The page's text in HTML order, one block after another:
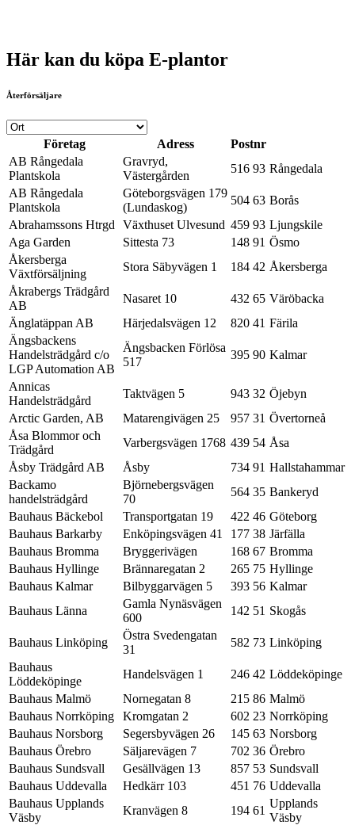
Här kan du köpa E-plantor
Återförsäljare
Företag Adress
Postnr
AB Rångedala
Plantskola
Gravryd,
Västergården
516 93 Rångedala
AB Rångedala
Plantskola
Göteborgsvägen 179
(Lundaskog)
504 63 Borås
Abrahamssons Htrgd
Växthuset Ulvesund 459 93 Ljungskile
Aga Garden
Sittesta 73 148 91 Ösmo
Åkersberga
Växtförsäljning
Stora Säbyvägen 1 184 42 Åkersberga
Åkrabergs Trädgård
AB
Nasaret 10 432 65 Väröbacka
Änglatäppan AB
Härjedalsvägen 12 820 41 Färila
Ängsbackens
Handelsträdgård c/o
LGP Automation AB
Ängsbacken Förlösa
517
395 90 Kalmar
Annicas
Handelsträdgård
Taktvägen 5 943 32 Öjebyn
Arctic Garden, AB
Matarengivägen 25 957 31 Övertorneå
Åsa Blommor och
Trädgård
Varbergsvägen 1768 439 54 Åsa
Åsby Trädgård AB
Åsby 734 91 Hallstahammar
Backamo
handelsträdgård
Björnebergsvägen
70
564 35 Bankeryd
Bauhaus Bäckebol
Transportgatan 19 422 46 Göteborg
Bauhaus Barkarby
Enköpingsvägen 41 177 38 Järfälla
Bauhaus Bromma
Bryggerivägen 168 67 Bromma
Bauhaus Hyllinge
Brännaregatan 2 265 75 Hyllinge
Bauhaus Kalmar
Bilbyggarvägen 5 393 56 Kalmar
Bauhaus Länna
Gamla Nynäsvägen
600
142 51 Skogås
Bauhaus Linköping
Östra Svedengatan
31
582 73 Linköping
Bauhaus
Löddeköpinge
Handelsvägen 1 246 42 Löddeköpinge
Bauhaus Malmö
Nornegatan 8 215 86 Malmö
Bauhaus Norrköping
Kromgatan 2 602 23 Norrköping
Bauhaus Norsborg
Segersbyvägen 26 145 63 Norsborg
Bauhaus Örebro
Säljarevägen 7 702 36 Örebro
Bauhaus Sundsvall
Gesällvägen 13 857 53 Sundsvall
Bauhaus Uddevalla
Hedkärr 103 451 76 Uddevalla
Bauhaus Upplands
Väsby
Kranvägen 8 194 61
Upplands
Väsby